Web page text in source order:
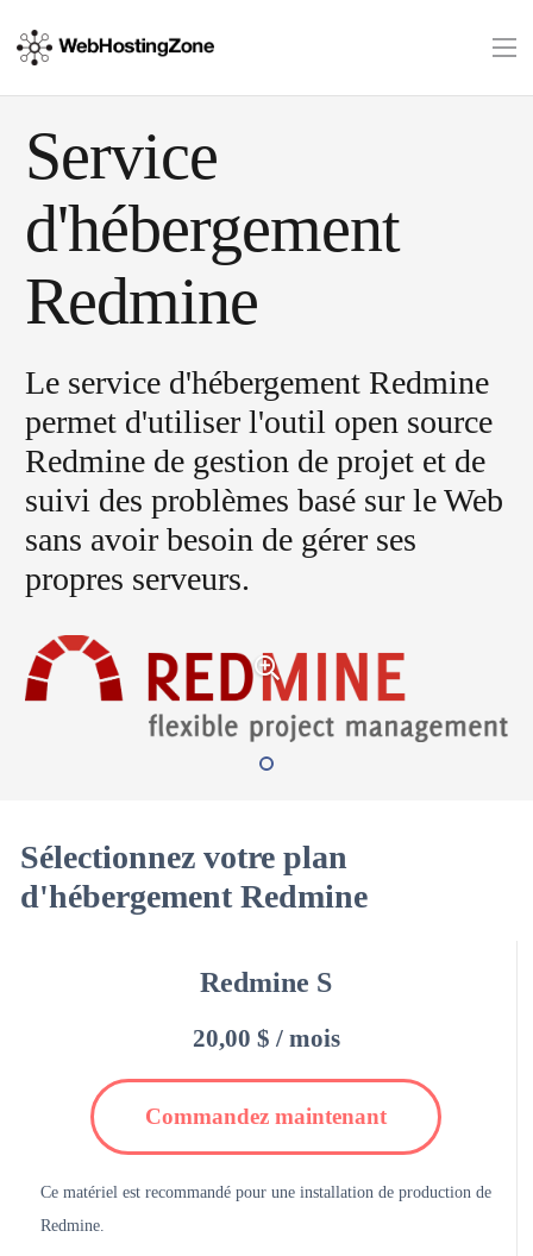
Service
d'hébergement
Redmine
Le service d'hébergement Redmine
permet d'utiliser l'outil open source
Redmine de gestion de projet et de
suivi des problèmes basé sur le Web
sans avoir besoin de gérer ses
propres serveurs.
Sélectionnez votre plan
d'hébergement Redmine
Redmine S
20,00 $ / mois
Commandez maintenant
Ce matériel est recommandé pour une installation de production de
Redmine.